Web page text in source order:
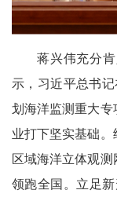
蒋兴伟充分
示，习近平总书
划海洋监测重大
业打下坚实基础
区域海洋立体观
领跑全国。立足